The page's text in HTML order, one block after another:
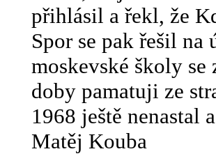
přihlásil a řekl, že
Spor se pak řešil
moskevské školy
doby pamatuji ze
1968 ještě nenastal
Matěj Kouba